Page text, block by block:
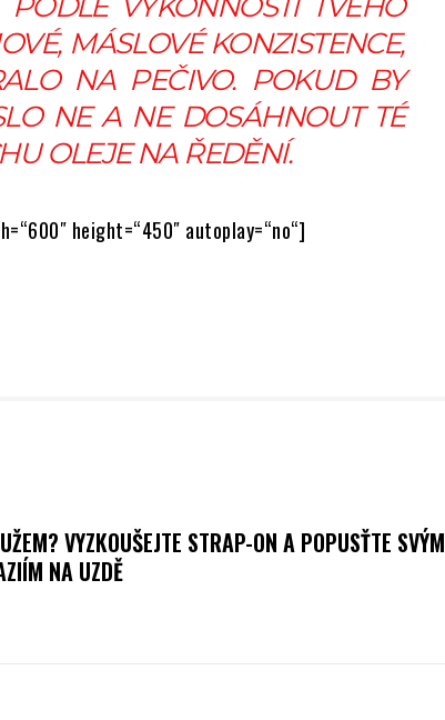
MÁSLOVÉ KONZISTENCE,
NA PEČIVO. POKUD BY
NE A NE DOSÁHNOUT TÉ
OLEJE NA ŘEDĚNÍ.
height=“450″ autoplay=“no“]
VYZKOUŠEJTE STRAP-ON A POPUSŤTE SVÝM
NA UZDĚ